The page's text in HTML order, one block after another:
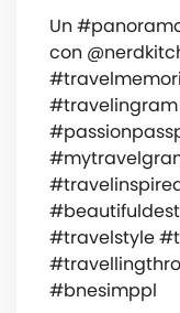
Un
con
#travelstyle
#bnesimppl